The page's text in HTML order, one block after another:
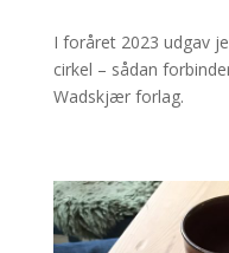
I foråret 2023 udgav
cirkel – sådan
Wadskjær forlag.